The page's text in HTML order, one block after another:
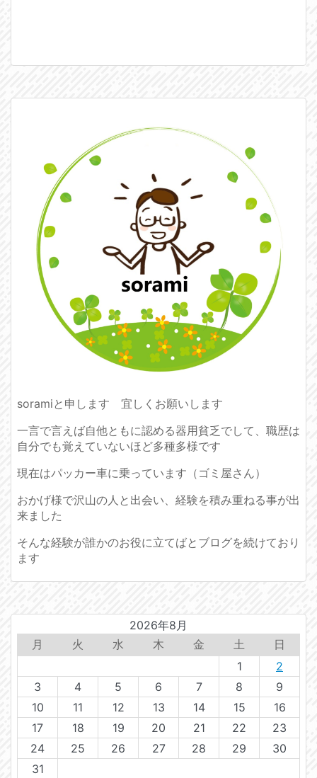
soramiと申します 宜しくお願いします
一言で言えば自他ともに認める器用貧乏でして、職歴は
自分でも覚えていないほど多種多様です
現在はパッカー車に乗っています（ゴミ屋さん）
おかげ様で沢山の人と出会い、経験を積み重ねる事が出
来ました
そんな経験が誰かのお役に立てばとブログを続けており
ます
2026年8月
月
火 水 木 金 土
日
1
2
3
4 5 6 7 8
9
10
11 12 13 14 15
16
17
18 19 20 21 22
23
24
25 26 27 28 29
30
31